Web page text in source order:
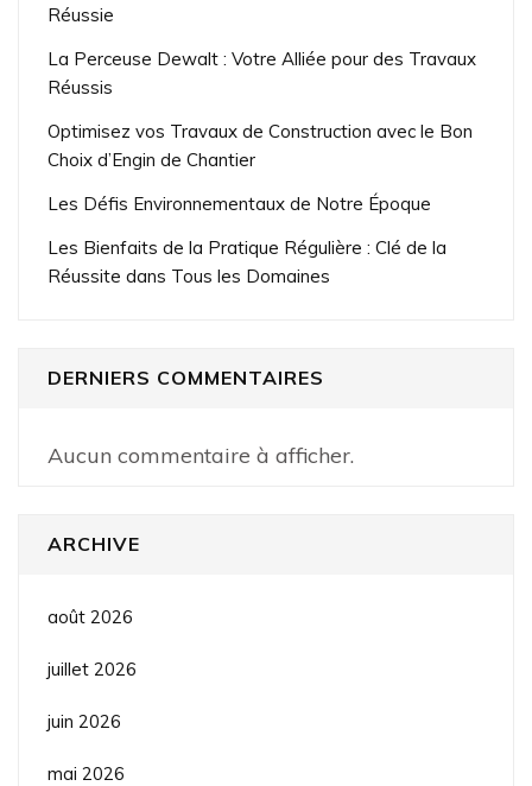
Réussie
La Perceuse Dewalt : Votre Alliée pour des Travaux
Réussis
Optimisez vos Travaux de Construction avec le Bon
Choix d’Engin de Chantier
Les Défis Environnementaux de Notre Époque
Les Bienfaits de la Pratique Régulière : Clé de la
Réussite dans Tous les Domaines
DERNIERS COMMENTAIRES
Aucun commentaire à afficher.
ARCHIVE
août 2026
juillet 2026
juin 2026
mai 2026